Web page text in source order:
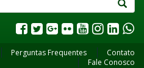
Perguntas Frequentes
Contato
Fale Conosco